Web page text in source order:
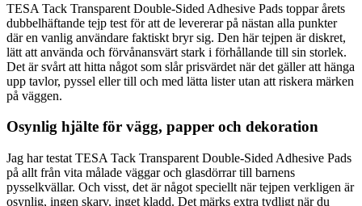
TESA Tack Transparent Double-Sided Adhesive Pads toppar årets
dubbelhäftande tejp test för att de levererar på nästan alla punkter
där en vanlig användare faktiskt bryr sig. Den här tejpen är diskret,
lätt att använda och förvånansvärt stark i förhållande till sin storlek.
Det är svårt att hitta något som slår prisvärdet när det gäller att hänga
upp tavlor, pyssel eller till och med lätta lister utan att riskera märken
på väggen.
Osynlig hjälte för vägg, papper och dekoration
Jag har testat TESA Tack Transparent Double-Sided Adhesive Pads
på allt från vita målade väggar och glasdörrar till barnens
pysselkvällar. Och visst, det är något speciellt när tejpen verkligen är
osynlig, ingen skarv, inget kladd. Det märks extra tydligt när du